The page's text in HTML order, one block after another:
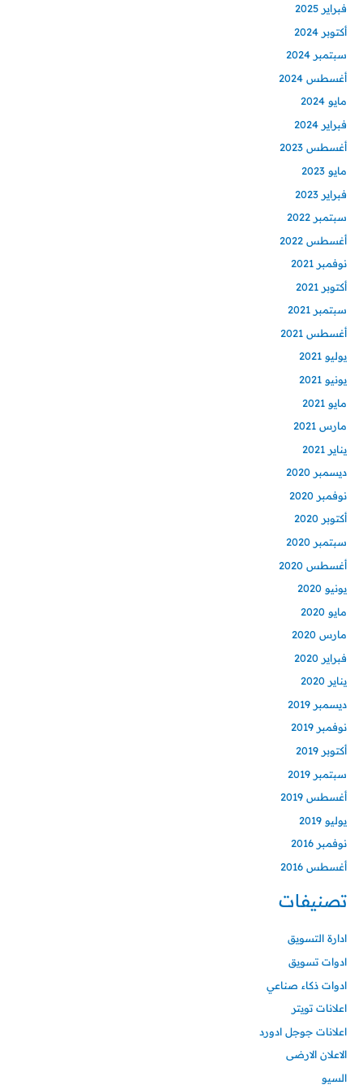
فبراير 2025
أكتوبر 2024
سبتمبر 2024
أغسطس 2024
مايو 2024
فبراير 2024
أغسطس 2023
مايو 2023
فبراير 2023
سبتمبر 2022
أغسطس 2022
نوفمبر 2021
أكتوبر 2021
سبتمبر 2021
أغسطس 2021
يوليو 2021
يونيو 2021
مايو 2021
مارس 2021
يناير 2021
ديسمبر 2020
نوفمبر 2020
أكتوبر 2020
سبتمبر 2020
أغسطس 2020
يونيو 2020
مايو 2020
مارس 2020
فبراير 2020
يناير 2020
ديسمبر 2019
نوفمبر 2019
أكتوبر 2019
سبتمبر 2019
أغسطس 2019
يوليو 2019
نوفمبر 2016
أغسطس 2016
تصنيفات
ادارة التسويق
ادوات تسويق
ادوات ذكاء صناعي
اعلانات تويتر
اعلانات جوجل ادورد
الاعلان الارضى
السيو